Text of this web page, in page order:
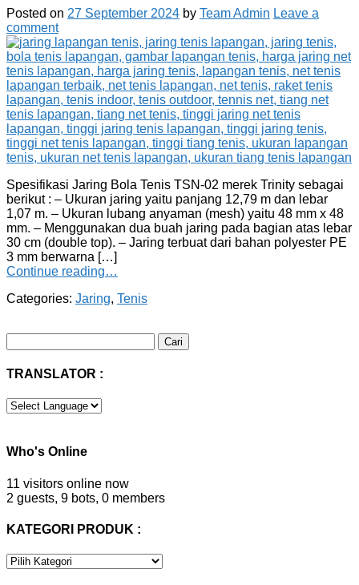
Posted on 27 September 2024 by Team Admin Leave a
comment
Spesifikasi Jaring Bola Tenis TSN-02 merek Trinity sebagai
berikut : – Ukuran jaring yaitu panjang 12,79 m dan lebar
1,07 m. – Ukuran lubang anyaman (mesh) yaitu 48 mm x 48
mm. – Menggunakan dua buah jaring pada bagian atas lebar
30 cm (double top). – Jaring terbuat dari bahan polyester PE
3 mm berwarna […]
Continue reading…
Categories: Jaring, Tenis
untuk:
TRANSLATOR :
Who's Online
11 visitors online now
2 guests, 9 bots, 0 members
KATEGORI PRODUK :
KATEGORI